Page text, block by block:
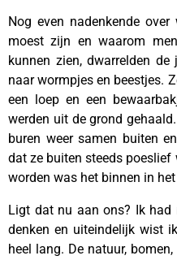
Nog even nadenkende
moest zijn en waarom
kunnen zien, dwarrelden
naar wormpjes en beestjes.
een loep en een
werden uit de grond
buren weer samen buiten
dat ze buiten steeds poeslief
worden was het binnen in
Ligt dat nu aan ons? Ik
denken en uiteindelijk wist
heel lang. De natuur,